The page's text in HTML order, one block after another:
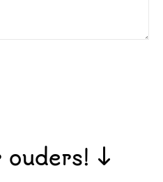
ouders! ↓